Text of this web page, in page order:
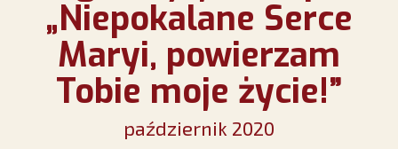
„Niepokalane Serce
Maryi, powierzam
Tobie moje życie!”
październik 2020